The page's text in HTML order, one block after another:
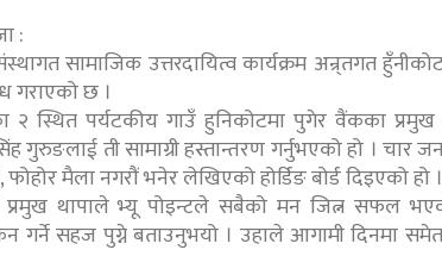
:
सामाजिक उत्तरदायित्व कार्यक्रम अन्र्तगत
गराएको छ ।
२ स्थित पर्यटकीय गाउँ हुनिकोटमा पुगेर वैंकका
ती सामाग्री हस्तान्तरण गर्नुभएको हो । चार
फोहोर मैला नगरौं भनेर लेखिएको होर्डिङ बोर्ड दिइएको हो ।
प्रमुख थापाले भ्यू पोइन्टले सबैको मन जित्न सफल
गर्ने सहज पुग्ने बताउनुभयो । उहाले आगामी दिनमा